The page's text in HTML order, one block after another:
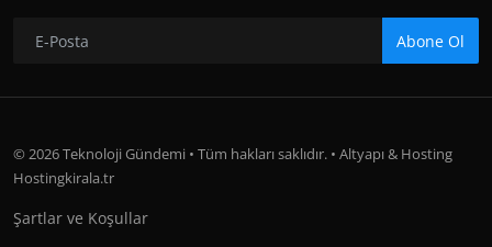
Abone Ol
© 2026 Teknoloji Gündemi • Tüm hakları saklıdır. • Altyapı & Hosting
Hostingkirala.tr
Şartlar ve Koşullar